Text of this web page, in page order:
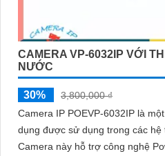
CAMERA VP-6032IP VỚI
NƯỚC
30%
3,800,000 ₫
Camera IP POEVP-6032IP là
dụng được sử dụng trong các hệ
Camera này hỗ trợ công nghệ